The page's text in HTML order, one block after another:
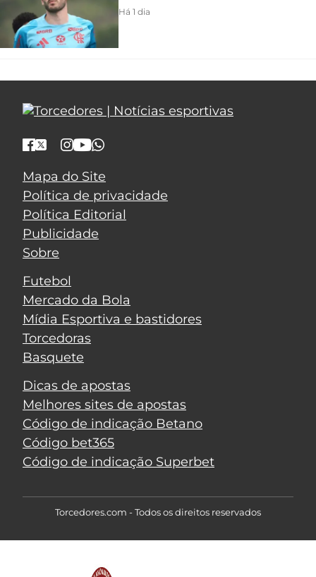
Há 1 dia
Mapa do Site
Política de privacidade
Política Editorial
Publicidade
Sobre
Futebol
Mercado da Bola
Mídia Esportiva e bastidores
Torcedoras
Basquete
Dicas de apostas
Melhores sites de apostas
Código de indicação Betano
Código bet365
Código de indicação Superbet
Torcedores.com - Todos os direitos reservados